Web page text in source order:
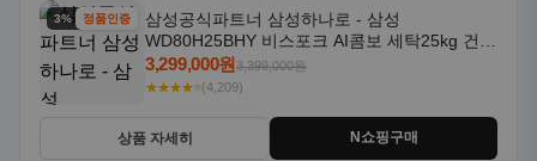
3% 할인정품인증
삼성공식파트너 삼성하나로 - 삼성
WD80H25BHY 비스포크 AI콤보 세탁25kg 건조
18kg 26년형 일체형 1등급
3,299,000원3,399,000원
★★★★⭐(4,209)
상품 자세히 N쇼핑구매